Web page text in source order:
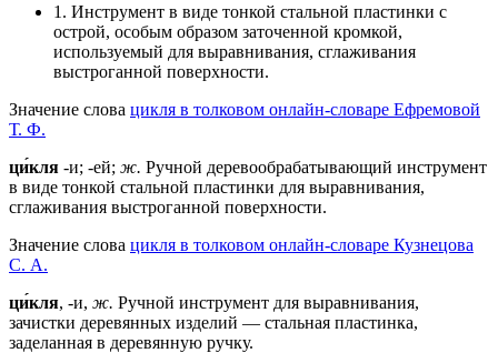
1. Инструмент в виде тонкой стальной пластинки с
острой, особым образом заточенной кромкой,
используемый для выравнивания, сглаживания
выстроганной поверхности.
Значение слова цикля в толковом онлайн-словаре Ефремовой
Т. Ф.
ци́кля -и; -ей; ж. Ручной деревообрабатывающий инструмент
в виде тонкой стальной пластинки для выравнивания,
сглаживания выстроганной поверхности.
Значение слова цикля в толковом онлайн-словаре Кузнецова
С. А.
ци́кля, -и, ж. Ручной инструмент для выравнивания,
зачистки деревянных изделий — стальная пластинка,
заделанная в деревянную ручку.